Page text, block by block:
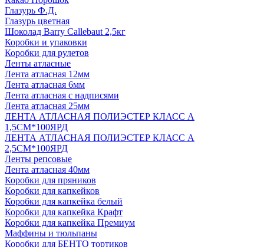
Глазурь Ф.Д.
Глазурь цветная
Шоколад Barry Callebaut 2,5кг
Коробки и упаковки
Коробки для рулетов
Ленты атласные
Лента атласная 12мм
Лента атласная 6мм
Лента атласная с надписями
Лента атласная 25мм
ЛЕНТА АТЛАСНАЯ ПОЛИЭСТЕР КЛАСС А
1,5СМ*100ЯРД
ЛЕНТА АТЛАСНАЯ ПОЛИЭСТЕР КЛАСС А
2,5СМ*100ЯРД
Ленты репсовые
Лента атласная 40мм
Коробки для пряников
Коробки для капкейков
Коробки для капкейка белый
Коробки для капкейка Крафт
Коробки для капкейка Премиум
Маффины и тюльпаны
Коробки для БЕНТО тортиков